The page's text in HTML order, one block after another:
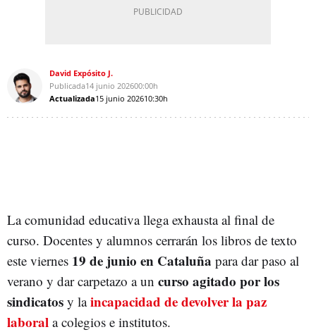
David Expósito J.
Publicada14 junio 202600:00h
Actualizada15 junio 202610:30h
La comunidad educativa llega exhausta al final de
curso. Docentes y alumnos cerrarán los libros de texto
este viernes 19 de junio en Cataluña para dar paso al
verano y dar carpetazo a un curso agitado por los
sindicatos y laincapacidad de devolver la paz
laboral a colegios e institutos.